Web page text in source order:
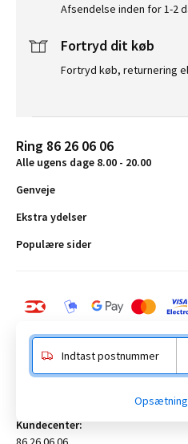
Afsendelse inden for 1-2
Fortryd dit køb
Fortryd køb, returnering
Ring 86 26 06 06
Alle ugens dage 8.00 - 20.00
Genveje
Ekstra ydelser
Populære sider
Anelystparken 16, 8381 Tilst. CVR-
Kundecenter:
Indtast postnummer